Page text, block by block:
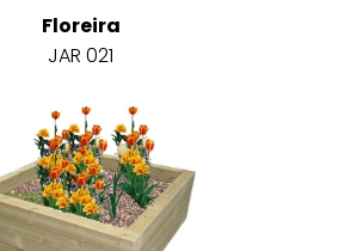
Floreira
JAR 021